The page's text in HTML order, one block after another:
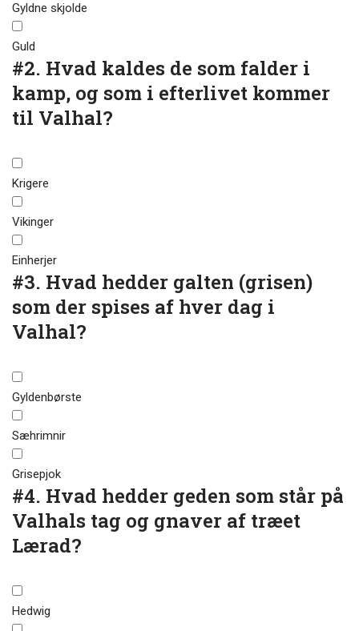
Gyldne skjolde
Guld
#2. Hvad kaldes de som falder i
kamp, og som i efterlivet kommer
til Valhal?
Krigere
Vikinger
Einherjer
#3. Hvad hedder galten (grisen)
som der spises af hver dag i
Valhal?
Gyldenbørste
Sæhrimnir
Grisepjok
#4. Hvad hedder geden som står på
Valhals tag og gnaver af træet
Lærad?
Hedwig